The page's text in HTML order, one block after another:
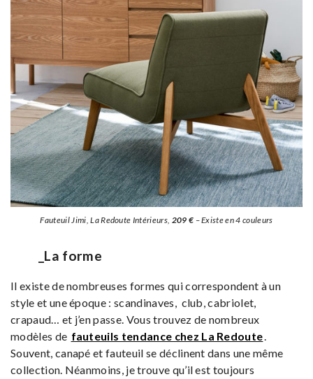
Fauteuil Jimi, La Redoute Intérieurs, 209 € – Existe en 4 couleurs
_La forme
Il existe de nombreuses formes qui correspondent à un
style et une époque : scandinaves, club, cabriolet,
crapaud… et j’en passe. Vous trouvez de nombreux
modèles de fauteuils tendance chez La Redoute.
Souvent, canapé et fauteuil se déclinent dans une même
collection. Néanmoins, je trouve qu’il est toujours